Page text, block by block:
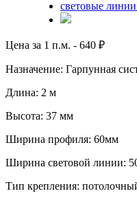
Цена за 1 п.м. - 640 ₽
Назначение: Гарпунная
Длина: 2 м
Высота: 37 мм
Ширина профиля: 60мм
Ширина световой линии:
Тип крепления: